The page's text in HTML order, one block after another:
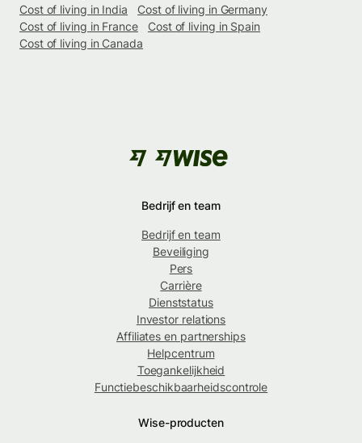
Cost of living in India
Cost of living in Germany
Cost of living in France
Cost of living in Spain
Cost of living in Canada
Bedrijf en team
Bedrijf en team
Beveiliging
Pers
Carrière
Dienststatus
Investor relations
Affiliates en partnerships
Helpcentrum
Toegankelijkheid
Functiebeschikbaarheidscontrole
Wise-producten